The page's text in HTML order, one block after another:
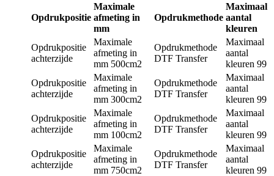
Opdrukpositie
Maximale
afmeting in
mm
Opdrukmethode
Maximaal
aantal
kleuren
Opdrukpositie
achterzijde
Maximale
afmeting in
mm 500cm2
Opdrukmethode
DTF Transfer
Maximaal
aantal
kleuren 99
Opdrukpositie
achterzijde
Maximale
afmeting in
mm 300cm2
Opdrukmethode
DTF Transfer
Maximaal
aantal
kleuren 99
Opdrukpositie
achterzijde
Maximale
afmeting in
mm 100cm2
Opdrukmethode
DTF Transfer
Maximaal
aantal
kleuren 99
Opdrukpositie
achterzijde
Maximale
afmeting in
mm 750cm2
Opdrukmethode
DTF Transfer
Maximaal
aantal
kleuren 99